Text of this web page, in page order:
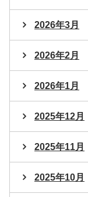
2026年3月
2026年2月
2026年1月
2025年12月
2025年11月
2025年10月